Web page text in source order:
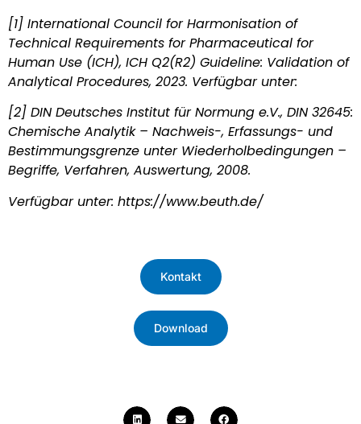
[1] International Council for Harmonisation of
Technical Requirements for Pharmaceutical for
Human Use (ICH), ICH Q2(R2) Guideline: Validation of
Analytical Procedures, 2023. Verfügbar unter:
[2] DIN Deutsches Institut für Normung e.V., DIN 32645:
Chemische Analytik – Nachweis-, Erfassungs- und
Bestimmungsgrenze unter Wiederholbedingungen –
Begriffe, Verfahren, Auswertung, 2008.
Verfügbar unter: https://www.beuth.de/
Kontakt
Download